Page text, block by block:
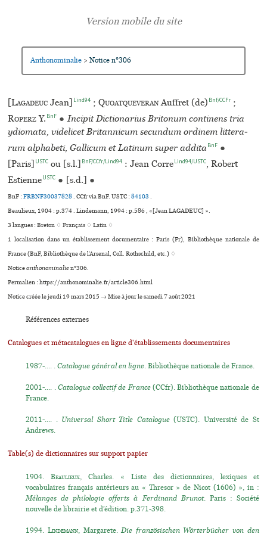
Anthonominalie > Notice n°306
[Lagadeuc Jean] Lind94 ;QuoatqueveranAuffret (de) Bnf/CCFr ;
RoperzY. BnF ● Incipit Dictionarius Britonum conti­nens tria
ydio­mata, vide­li­cet Britannicum secun­dum ordi­nem lit­te­ra­
rum alpha­beti, Gallicum et Latinum super addita BnF ●
[Paris]
USTC ou [s.l.] BnF/CCfr/Lind94 : Jean CorreLind94/USTC, Robert
EstienneUSTC ● [s.d.] ●
BnF :FRBNF30037828. CCfr via BnF.USTC :84103.
Beaulieux, 1904 : p.374 . Lindemann, 1994 : p.586 , «[Jean LAGADEUC] ».
3 langues :Breton ♢Français ♢Latin ♢
1 localisation dans un établissement documentaire : Paris (Fr), Bibliothèque nationale de
France (BnF, Bibliothèque de l’Arsenal, Coll. Rothschild, etc.) ♢
Noticeanthonominalien°306.
Permalien : https://anthonominalie.fr/article306.html
Notice créée le jeudi 19 mars 2015 → Mise à jour le samedi 7 août 2021
Références externes
Catalogues et métacatalogues en ligne d'établissements documentaires
1987-.... .Catalogue général en ligne. Bibliothèque nationale de France.
2001-.... . Catalogue collectif de France(CCfr). Bibliothèque nationale de
France.
2011-.... . Universal Short Title Catalogue(USTC). Université de St
Andrews.
Table(s) de dictionnaires sur support papier
1904.Beaulieux, Charles. « Liste des dictionnaires, lexiques et
vocabulaires français antérieurs au « Thresor » de Nicot (1606) », in :
Mélanges de philologie offerts à Ferdinand Brunot. Paris : Société
nouvelle de librairie et d’édition. p.371-398.
1994.Lindemann, Margarete.Die französischen Wörterbücher von den